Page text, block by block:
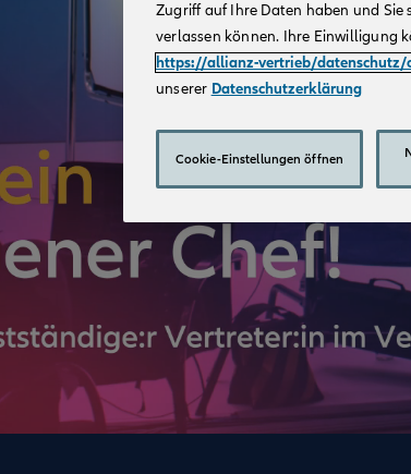
Zugriff auf Ihre Daten haben und Sie
verlassen können. Ihre Einwilligung
https://allianz-vertrieb/datenschutz/
unserer Datenschutzerklärung
Cookie-Einstellungen öffnen